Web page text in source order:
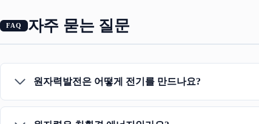
자주 묻는 질문
원자력발전은 어떻게 전기를 만드나요?